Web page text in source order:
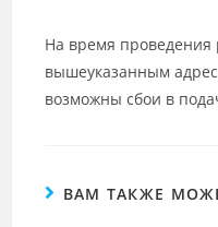
На время
вышеуказанным
возможны сбои в
ВАМ ТАКЖЕ